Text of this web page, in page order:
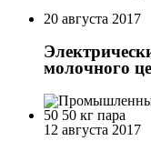
20 августа 2017
молочного
12 августа 2017